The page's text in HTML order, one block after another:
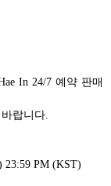
In 24/7 예약 판매
랍니다.
23:59 PM (KST)